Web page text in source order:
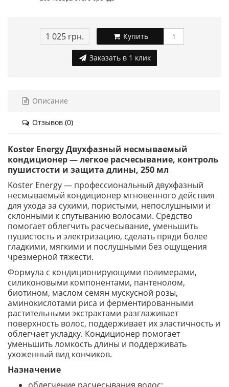
1 025 грн. Купить
Заказать в 1 клик
Описание
Отзывов (0)
Koster Energy Двухфазный несмываемый
кондиционер — легкое расчесывание, контроль
пушистости и защита длины, 250 мл
Koster Energy — профессиональный двухфазный
несмываемый кондиционер мгновенного действия
для ухода за сухими, пористыми, непослушными и
склонными к спутыванию волосами. Средство
помогает облегчить расчесывание, уменьшить
пушистость и электризацию, сделать пряди более
гладкими, мягкими и послушными без ощущения
чрезмерной тяжести.
Формула с кондиционирующими полимерами,
силиконовыми компонентами, пантенолом,
биотином, маслом семян мускусной розы,
аминокислотами риса и ферментированными
растительными экстрактами разглаживает
поверхность волос, поддерживает их эластичность и
облегчает укладку. Кондиционер помогает
уменьшить ломкость длины и поддерживать
ухоженный вид кончиков.
Назначение